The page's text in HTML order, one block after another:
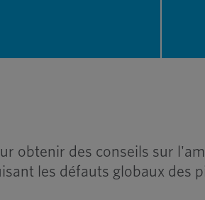
obtenir des conseils sur
les défauts globaux des